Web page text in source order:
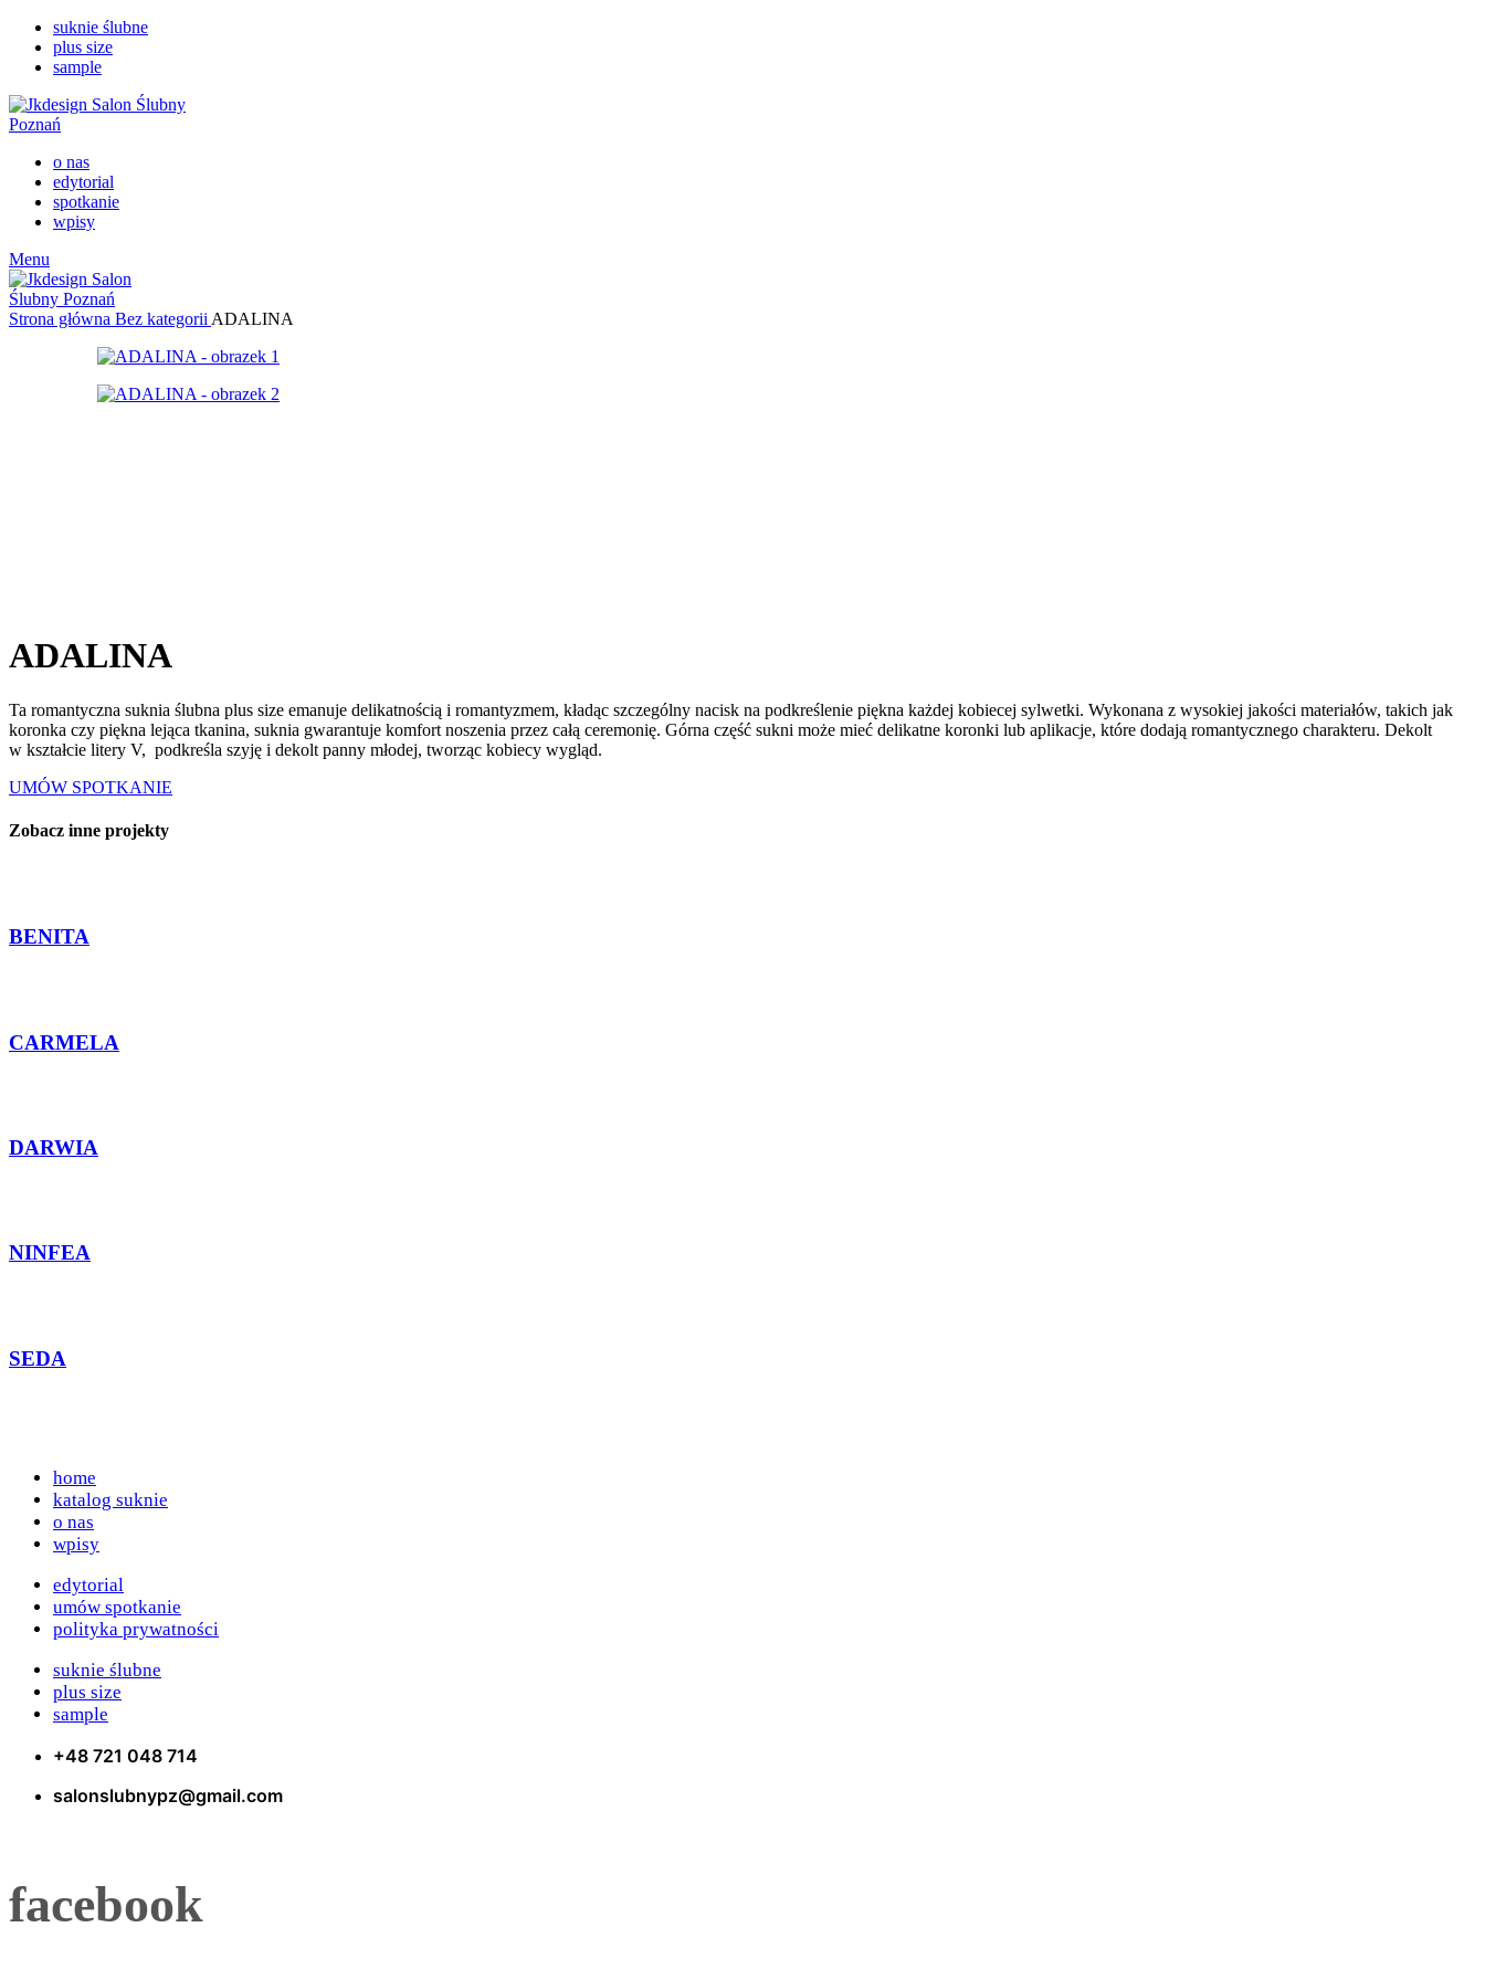
suknie ślubne
plus size
sample
o nas
edytorial
spotkanie
wpisy
Menu
Strona główna Bez kategorii ADALINA
ADALINA
Ta romantyczna suknia ślubna plus size emanuje delikatnością i romantyzmem, kładąc szczególny nacisk na podkreślenie piękna każdej kobiecej sylwetki. Wykonana z wysokiej jakości materiałów, takich jak
koronka czy piękna lejąca tkanina, suknia gwarantuje komfort noszenia przez całą ceremonię. Górna część sukni może mieć delikatne koronki lub aplikacje, które dodają romantycznego charakteru. Dekolt
w kształcie litery V, podkreśla szyję i dekolt panny młodej, tworząc kobiecy wygląd.
UMÓW SPOTKANIE
Zobacz inne projekty
BENITA
CARMELA
DARWIA
NINFEA
SEDA
home
katalog suknie
o nas
wpisy
edytorial
umów spotkanie
polityka prywatności
suknie ślubne
plus size
sample
+48 721 048 714
salonslubnypz@gmail.com
facebook